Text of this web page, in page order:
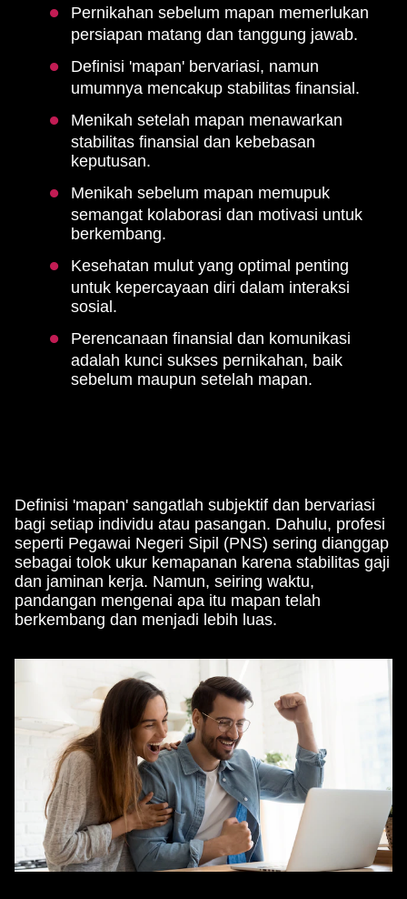
Pernikahan sebelum mapan memerlukan
persiapan matang dan tanggung jawab.
Definisi 'mapan' bervariasi, namun
umumnya mencakup stabilitas finansial.
Menikah setelah mapan menawarkan
stabilitas finansial dan kebebasan
keputusan.
Menikah sebelum mapan memupuk
semangat kolaborasi dan motivasi untuk
berkembang.
Kesehatan mulut yang optimal penting
untuk kepercayaan diri dalam interaksi
sosial.
Perencanaan finansial dan komunikasi
adalah kunci sukses pernikahan, baik
sebelum maupun setelah mapan.
Definisi 'mapan' sangatlah subjektif dan bervariasi
bagi setiap individu atau pasangan. Dahulu, profesi
seperti Pegawai Negeri Sipil (PNS) sering dianggap
sebagai tolok ukur kemapanan karena stabilitas gaji
dan jaminan kerja. Namun, seiring waktu,
pandangan mengenai apa itu mapan telah
berkembang dan menjadi lebih luas.